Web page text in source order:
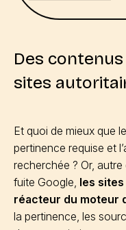
Des
sites
Et quoi de mieux que
pertinence requise et
recherchée ? Or,
fuite Google, les
réacteur du moteur
la pertinence, les